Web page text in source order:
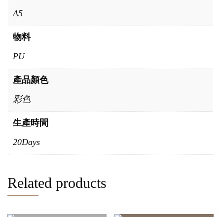
A5
物料
PU
產品顏色
彩色
生產時間
20Days
Related products